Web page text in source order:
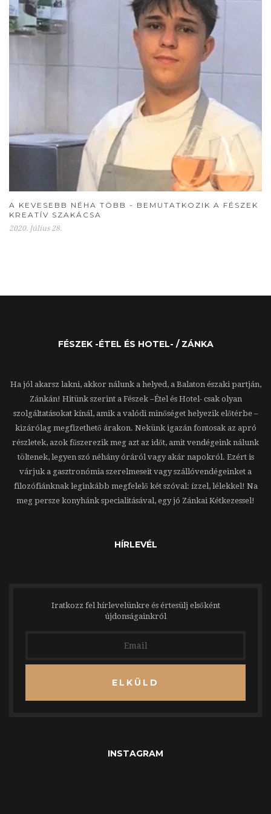
A KEVESEBB NÉHA TÖBB - BEMUTATKOZIK A FÉSZEK
KREATÍV SZAKÁCSA
2020. Július 28.
FÉSZEK -ÉTEL ÉS HOTEL- / ZÁNKA
Ha jól akarsz lakni, akkor nálunk a helyed, a Balaton északi partján,
Zánkán! Hitünk szerint a Fészek –Étel és Hotel- csak olyan
szolgáltatásokat kínál, amik a valódi minőséget helyezik előtérbe –
kizárólag megfizethető árakon. Nekünk igazán fontosak az apró
részletek, azok fűszerezik meg azt az időt, amit vendégeink nálunk
töltenek, legyen szó néhány óráról vagy akár napokról. Ezért is
várjuk a gasztronómia szerelmeseit vagy szállóvendégeinket a
filozófiánknak leginkább megfelelő két szóval: ízzel, lélekkel! Na
meg persze konyhánk specialitásával, egy jó Zánkai Kétkezessel!
HÍRLEVÉL
Iratkozz fel hírlevelünkre és értesülj elsőként
újdonságainkról
ELKÜLD
INSTAGRAM